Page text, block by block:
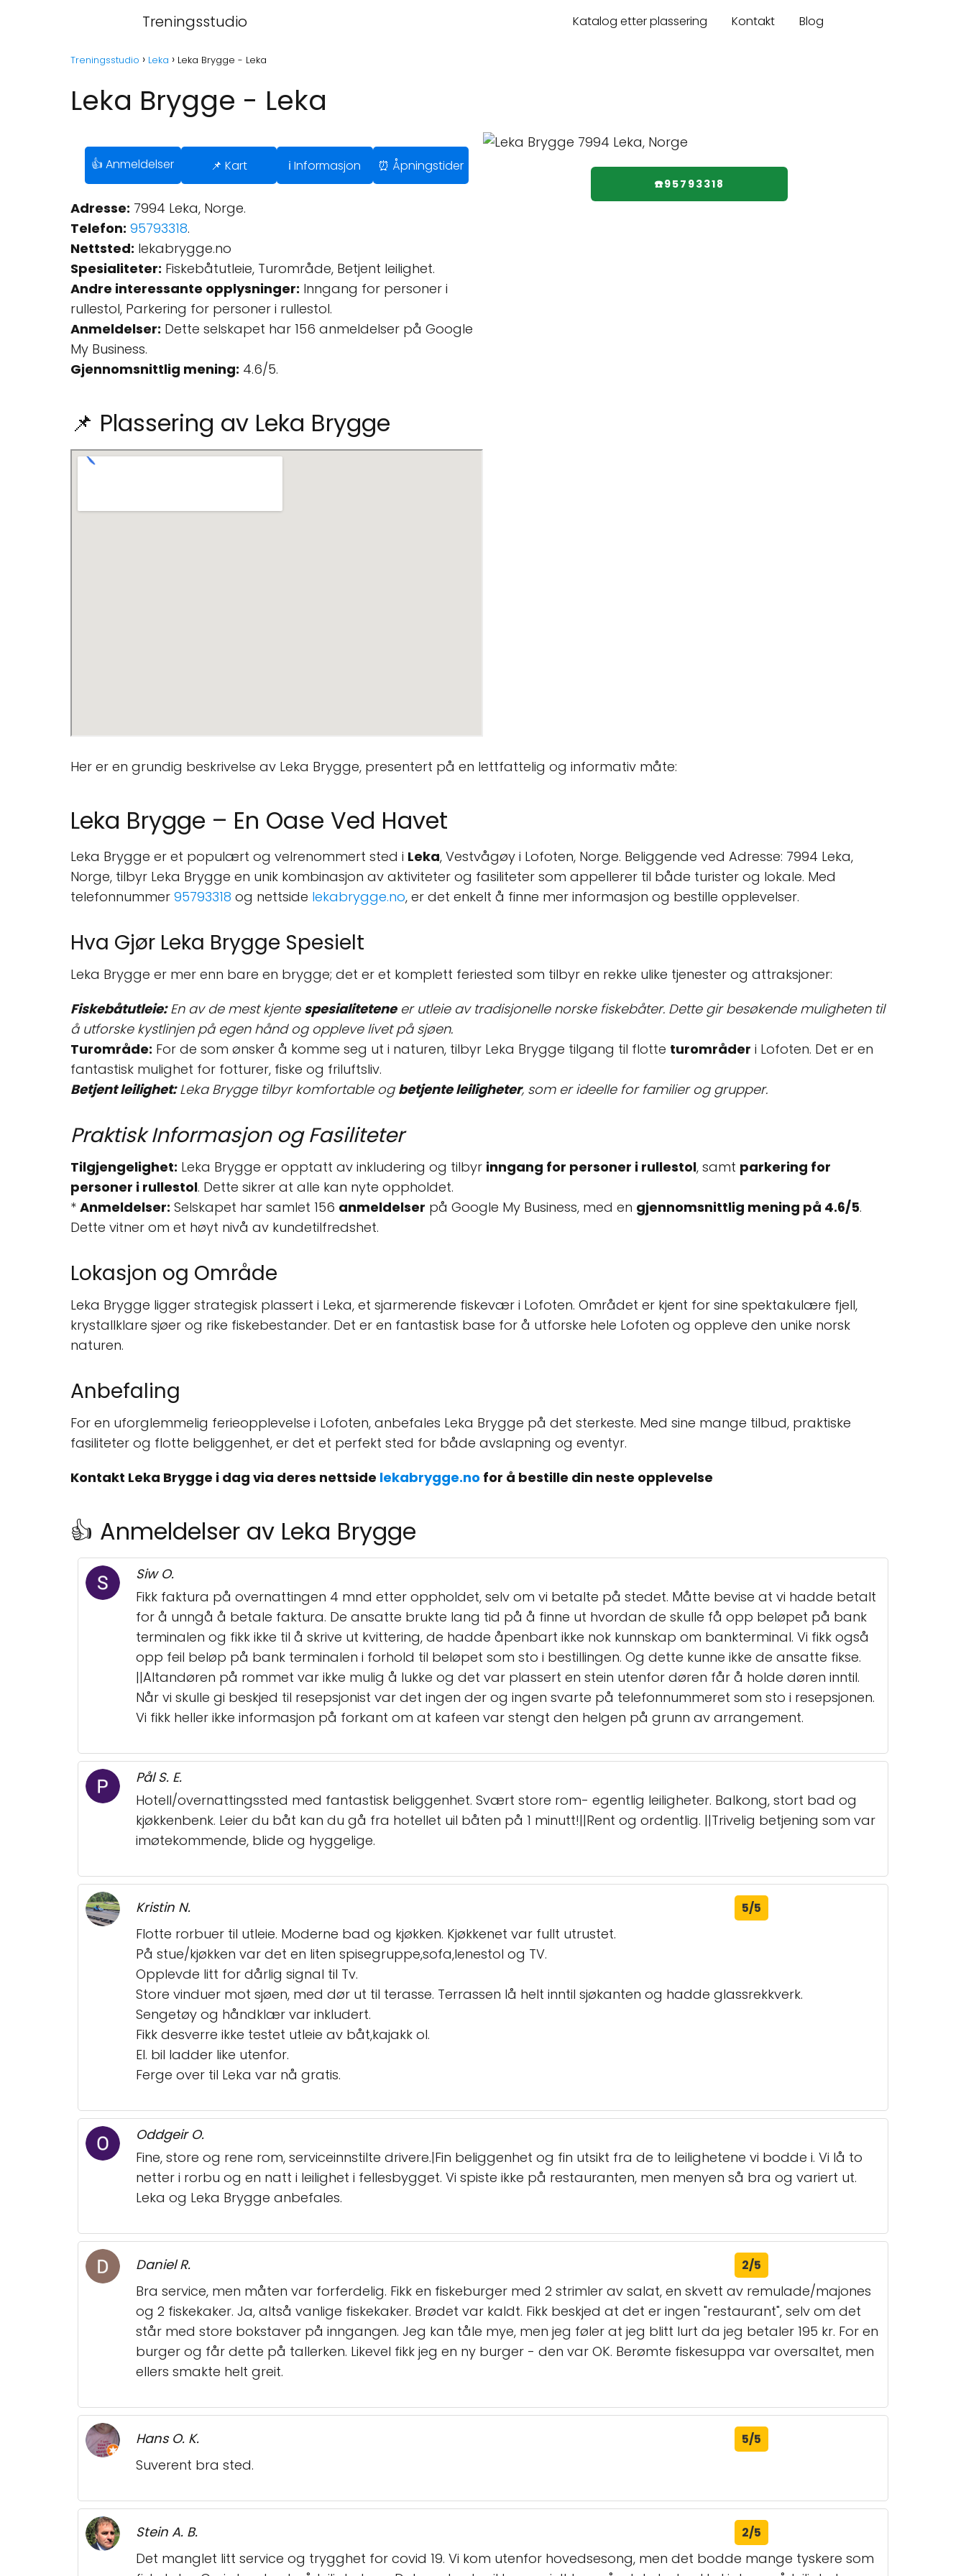
Treningsstudio Katalog etter plassering Kontakt Blog
Treningsstudio Leka Leka Brygge - Leka
Leka Brygge - Leka
👍 Anmeldelser 📌 Kart ℹ️ Informasjon ⏰ Åpningstider
Adresse: 7994 Leka, Norge.
Telefon: 95793318.
Nettsted: lekabrygge.no
Spesialiteter: Fiskebåtutleie, Turområde, Betjent leilighet.
Andre interessante opplysninger: Inngang for personer i
rullestol, Parkering for personer i rullestol.
Anmeldelser: Dette selskapet har 156 anmeldelser på Google
My Business.
Gjennomsnittlig mening: 4.6/5.
📌 Plassering av Leka Brygge
☎️95793318
Her er en grundig beskrivelse av Leka Brygge, presentert på en lettfattelig og informativ måte:
Leka Brygge – En Oase Ved Havet
Leka Brygge er et populært og velrenommert sted i Leka, Vestvågøy i Lofoten, Norge. Beliggende ved Adresse: 7994 Leka,
Norge, tilbyr Leka Brygge en unik kombinasjon av aktiviteter og fasiliteter som appellerer til både turister og lokale. Med
telefonnummer 95793318 og nettside lekabrygge.no, er det enkelt å finne mer informasjon og bestille opplevelser.
Hva Gjør Leka Brygge Spesielt
Leka Brygge er mer enn bare en brygge; det er et komplett feriested som tilbyr en rekke ulike tjenester og attraksjoner:
Fiskebåtutleie:En av de mest kjente spesialiteteneer utleie av tradisjonelle norske fiskebåter. Dette gir besøkende muligheten til
å utforske kystlinjen på egen hånd og oppleve livet på sjøen.
Turområde: For de som ønsker å komme seg ut i naturen, tilbyr Leka Brygge tilgang til flotte turområder i Lofoten. Det er en
fantastisk mulighet for fotturer, fiske og friluftsliv.
Betjent leilighet:Leka Brygge tilbyr komfortable og betjente leiligheter, som er ideelle for familier og grupper.
Praktisk Informasjon og Fasiliteter
Tilgjengelighet: Leka Brygge er opptatt av inkludering og tilbyr inngang for personer i rullestol, samt parkering for
personer i rullestol. Dette sikrer at alle kan nyte oppholdet.
* Anmeldelser: Selskapet har samlet 156 anmeldelser på Google My Business, med en gjennomsnittlig mening på 4.6/5.
Dette vitner om et høyt nivå av kundetilfredshet.
Lokasjon og Område
Leka Brygge ligger strategisk plassert i Leka, et sjarmerende fiskevær i Lofoten. Området er kjent for sine spektakulære fjell,
krystallklare sjøer og rike fiskebestander. Det er en fantastisk base for å utforske hele Lofoten og oppleve den unike norsk
naturen.
Anbefaling
For en uforglemmelig ferieopplevelse i Lofoten, anbefales Leka Brygge på det sterkeste. Med sine mange tilbud, praktiske
fasiliteter og flotte beliggenhet, er det et perfekt sted for både avslapning og eventyr.
Kontakt Leka Brygge i dag via deres nettside lekabrygge.no for å bestille din neste opplevelse
👍 Anmeldelser av Leka Brygge
Siw O.
Fikk faktura på overnattingen 4 mnd etter oppholdet, selv om vi betalte på stedet. Måtte bevise at vi hadde betalt
for å unngå å betale faktura. De ansatte brukte lang tid på å finne ut hvordan de skulle få opp beløpet på bank
terminalen og fikk ikke til å skrive ut kvittering, de hadde åpenbart ikke nok kunnskap om bankterminal. Vi fikk også
opp feil beløp på bank terminalen i forhold til beløpet som sto i bestillingen. Og dette kunne ikke de ansatte fikse.
||Altandøren på rommet var ikke mulig å lukke og det var plassert en stein utenfor døren får å holde døren inntil.
Når vi skulle gi beskjed til resepsjonist var det ingen der og ingen svarte på telefonnummeret som sto i resepsjonen.
Vi fikk heller ikke informasjon på forkant om at kafeen var stengt den helgen på grunn av arrangement.
Pål S. E.
Hotell/overnattingssted med fantastisk beliggenhet. Svært store rom- egentlig leiligheter. Balkong, stort bad og
kjøkkenbenk. Leier du båt kan du gå fra hotellet uil båten på 1 minutt!||Rent og ordentlig. ||Trivelig betjening som var
imøtekommende, blide og hyggelige.
Kristin N. 5/5
Flotte rorbuer til utleie. Moderne bad og kjøkken. Kjøkkenet var fullt utrustet.
På stue/kjøkken var det en liten spisegruppe,sofa,lenestol og TV.
Opplevde litt for dårlig signal til Tv.
Store vinduer mot sjøen, med dør ut til terasse. Terrassen lå helt inntil sjøkanten og hadde glassrekkverk.
Sengetøy og håndklær var inkludert.
Fikk desverre ikke testet utleie av båt,kajakk ol.
El. bil ladder like utenfor.
Ferge over til Leka var nå gratis.
Oddgeir O.
Fine, store og rene rom, serviceinnstilte drivere.|Fin beliggenhet og fin utsikt fra de to leilighetene vi bodde i. Vi lå to
netter i rorbu og en natt i leilighet i fellesbygget. Vi spiste ikke på restauranten, men menyen så bra og variert ut.
Leka og Leka Brygge anbefales.
Daniel R. 2/5
Bra service, men måten var forferdelig. Fikk en fiskeburger med 2 strimler av salat, en skvett av remulade/majones
og 2 fiskekaker. Ja, altså vanlige fiskekaker. Brødet var kaldt. Fikk beskjed at det er ingen "restaurant", selv om det
står med store bokstaver på inngangen. Jeg kan tåle mye, men jeg føler at jeg blitt lurt da jeg betaler 195 kr. For en
burger og får dette på tallerken. Likevel fikk jeg en ny burger - den var OK. Berømte fiskesuppa var oversaltet, men
ellers smakte helt greit.
Hans O. K. 5/5
Suverent bra sted.
Stein A. B. 2/5
Det manglet litt service og trygghet for covid 19. Vi kom utenfor hovedsesong, men det bodde mange tyskere som